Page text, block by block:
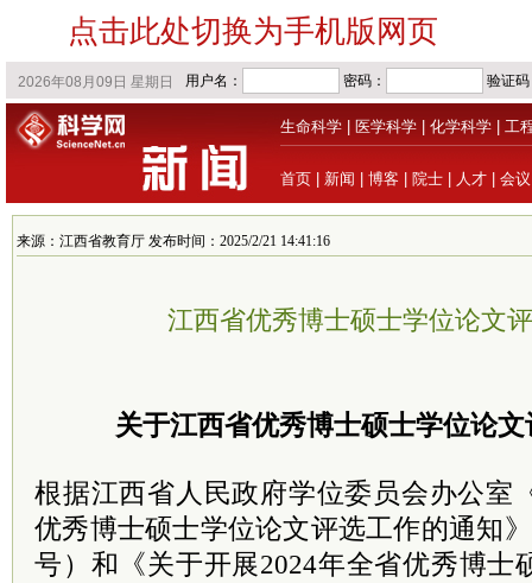
点击此处切换为手机版网页
生命科学 医学科学 化学科学 工
首页 新闻 博客 院士 人才 会议
来源：江西省教育厅 发布时间：2025/2/21 14:41:16
江西省优秀博士硕士学位论文
关于江西省优秀博士硕士学位论
根据江西省人民政府学位委员会办公室
优秀博士硕士学位论文评选工作的通知
号）和《关于开展2024年全省优秀博士